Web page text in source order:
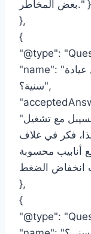
بعض المخاطر." }
},
{
"@type":
"name": "ما مستوى الضوضاء المقبول داخل عيادة
سنية؟",
"غرف العلاج يجب أن تبقى ≤70 ديسيبل مع تشغيل
فكر في غلاف
محسوبة
},
{
"@type":